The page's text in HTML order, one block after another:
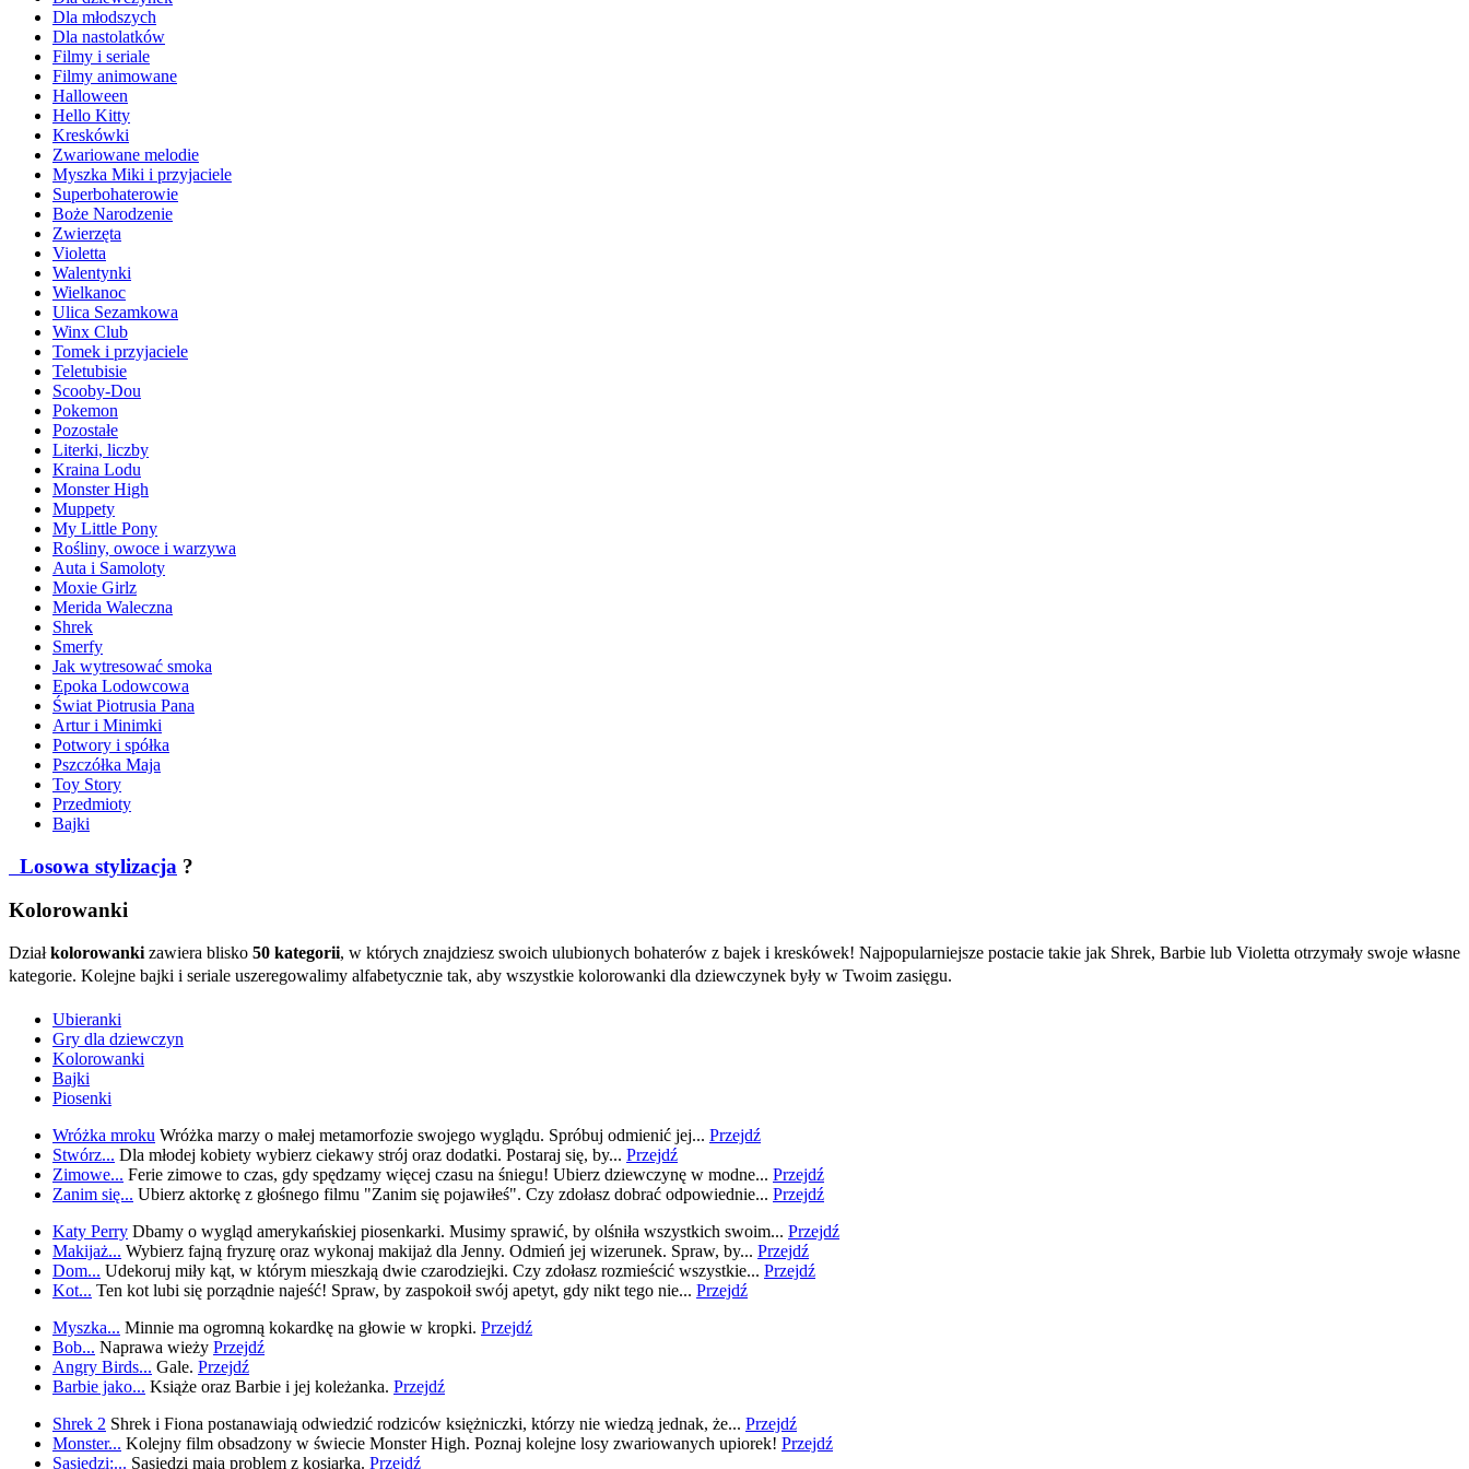
Dla młodszych
Dla nastolatków
Filmy i seriale
Filmy animowane
Halloween
Hello Kitty
Kreskówki
Zwariowane melodie
Myszka Miki i przyjaciele
Superbohaterowie
Boże Narodzenie
Zwierzęta
Violetta
Walentynki
Wielkanoc
Ulica Sezamkowa
Winx Club
Tomek i przyjaciele
Teletubisie
Scooby-Dou
Pokemon
Pozostałe
Literki, liczby
Kraina Lodu
Monster High
Muppety
My Little Pony
Rośliny, owoce i warzywa
Auta i Samoloty
Moxie Girlz
Merida Waleczna
Shrek
Smerfy
Jak wytresować smoka
Epoka Lodowcowa
Świat Piotrusia Pana
Artur i Minimki
Potwory i spółka
Pszczółka Maja
Toy Story
Przedmioty
Bajki
Losowa stylizacja ?
Kolorowanki
Działkolorowanki zawiera blisko 50 kategorii, w których znajdziesz swoich ulubionych bohaterów z bajek i kreskówek! Najpopularniejsze postacie takie jak Shrek, Barbie lub Violetta otrzymały swoje własne
kategorie. Kolejne bajki i seriale uszeregowalimy alfabetycznie tak, aby wszystkie kolorowanki dla dziewczynek były w Twoim zasięgu.
Ubieranki
Gry dla dziewczyn
Kolorowanki
Bajki
Piosenki
Wróżka mroku Wróżka marzy o małej metamorfozie swojego wyglądu. Spróbuj odmienić jej... Przejdź
Stwórz... Dla młodej kobiety wybierz ciekawy strój oraz dodatki. Postaraj się, by... Przejdź
Zimowe... Ferie zimowe to czas, gdy spędzamy więcej czasu na śniegu! Ubierz dziewczynę w modne... Przejdź
Zanim się... Ubierz aktorkę z głośnego filmu "Zanim się pojawiłeś". Czy zdołasz dobrać odpowiednie... Przejdź
Katy Perry Dbamy o wygląd amerykańskiej piosenkarki. Musimy sprawić, by olśniła wszystkich swoim... Przejdź
Makijaż... Wybierz fajną fryzurę oraz wykonaj makijaż dla Jenny. Odmień jej wizerunek. Spraw, by... Przejdź
Dom... Udekoruj miły kąt, w którym mieszkają dwie czarodziejki. Czy zdołasz rozmieścić wszystkie... Przejdź
Kot... Ten kot lubi się porządnie najeść! Spraw, by zaspokoił swój apetyt, gdy nikt tego nie... Przejdź
Myszka... Minnie ma ogromną kokardkę na głowie w kropki. Przejdź
Bob... Naprawa wieży Przejdź
Angry Birds... Gale. Przejdź
Barbie jako... Książe oraz Barbie i jej koleżanka. Przejdź
Shrek 2 Shrek i Fiona postanawiają odwiedzić rodziców księżniczki, którzy nie wiedzą jednak, że... Przejdź
Monster... Kolejny film obsadzony w świecie Monster High. Poznaj kolejne losy zwariowanych upiorek! Przejdź
Sąsiedzi:... Sąsiedzi mają problem z kosiarką. Przejdź